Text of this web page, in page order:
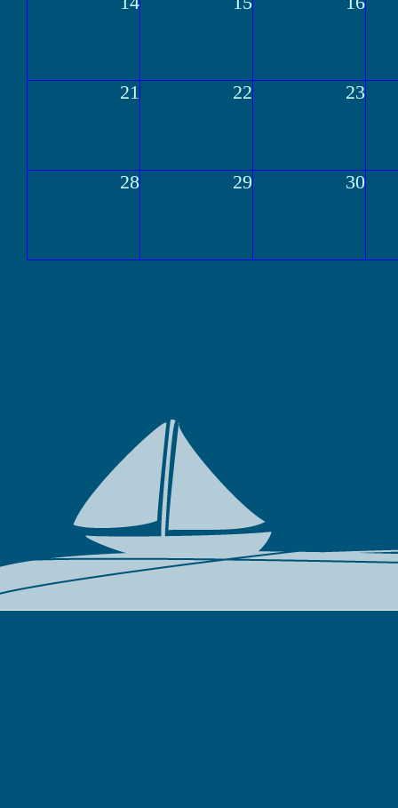
21 22 23
28 29 30